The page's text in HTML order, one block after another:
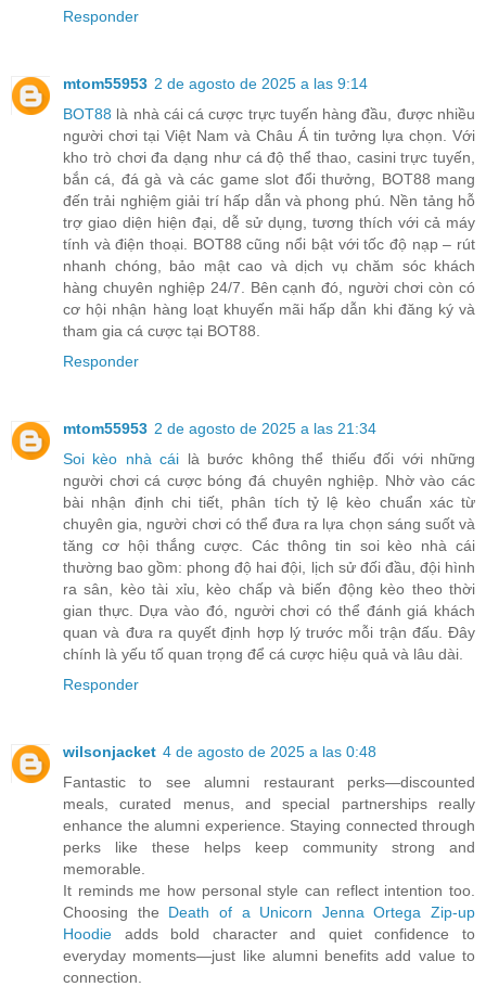
Responder
mtom55953 2 de agosto de 2025 a las 9:14
BOT88 là nhà cái cá cược trực tuyến hàng đầu, được nhiều
người chơi tại Việt Nam và Châu Á tin tưởng lựa chọn. Với
kho trò chơi đa dạng như cá độ thể thao, casini trực tuyến,
bắn cá, đá gà và các game slot đổi thưởng, BOT88 mang
đến trải nghiệm giải trí hấp dẫn và phong phú. Nền tảng hỗ
trợ giao diện hiện đại, dễ sử dụng, tương thích với cả máy
tính và điện thoại. BOT88 cũng nổi bật với tốc độ nạp – rút
nhanh chóng, bảo mật cao và dịch vụ chăm sóc khách
hàng chuyên nghiệp 24/7. Bên cạnh đó, người chơi còn có
cơ hội nhận hàng loạt khuyến mãi hấp dẫn khi đăng ký và
tham gia cá cược tại BOT88.
Responder
mtom55953 2 de agosto de 2025 a las 21:34
Soi kèo nhà cái là bước không thể thiếu đối với những
người chơi cá cược bóng đá chuyên nghiệp. Nhờ vào các
bài nhận định chi tiết, phân tích tỷ lệ kèo chuẩn xác từ
chuyên gia, người chơi có thể đưa ra lựa chọn sáng suốt và
tăng cơ hội thắng cược. Các thông tin soi kèo nhà cái
thường bao gồm: phong độ hai đội, lịch sử đối đầu, đội hình
ra sân, kèo tài xỉu, kèo chấp và biến động kèo theo thời
gian thực. Dựa vào đó, người chơi có thể đánh giá khách
quan và đưa ra quyết định hợp lý trước mỗi trận đấu. Đây
chính là yếu tố quan trọng để cá cược hiệu quả và lâu dài.
Responder
wilsonjacket 4 de agosto de 2025 a las 0:48
Fantastic to see alumni restaurant perks—discounted
meals, curated menus, and special partnerships really
enhance the alumni experience. Staying connected through
perks like these helps keep community strong and
memorable.
It reminds me how personal style can reflect intention too.
Choosing the Death of a Unicorn Jenna Ortega Zip‑up
Hoodie adds bold character and quiet confidence to
everyday moments—just like alumni benefits add value to
connection.